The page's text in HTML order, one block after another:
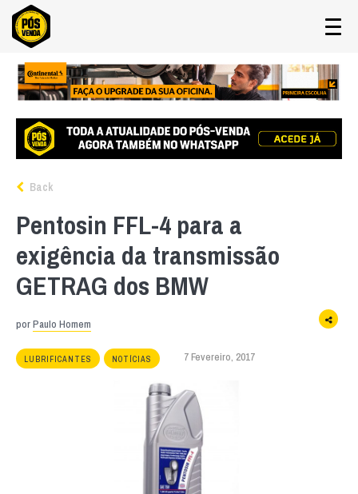
Back
Pentosin FFL-4 para a
exigência da transmissão
GETRAG dos BMW
porPaulo Homem
LUBRIFICANTES NOTÍCIAS 7 Fevereiro, 2017